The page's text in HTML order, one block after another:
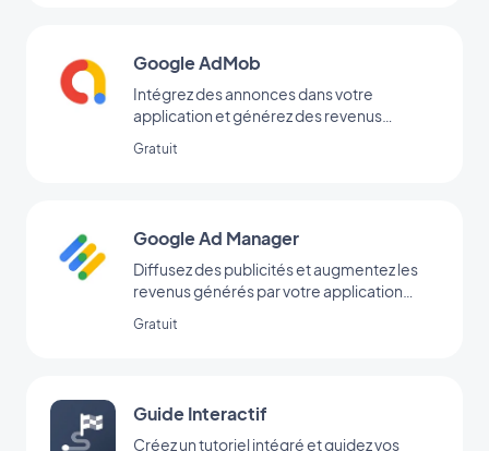
Google AdMob
Intégrez des annonces dans votre
application et générez des revenus
Gratuit
Google Ad Manager
Diffusez des publicités et augmentez les
revenus générés par votre application
Gratuit
Guide Interactif
Créez un tutoriel intégré et guidez vos